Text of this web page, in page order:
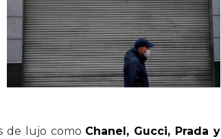
de lujo como Chanel, Gucci, Prada y